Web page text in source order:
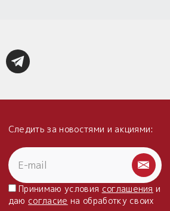
Следить за новостями и акциями:
Принимаю условия соглашения и
даю согласие на обработку своих